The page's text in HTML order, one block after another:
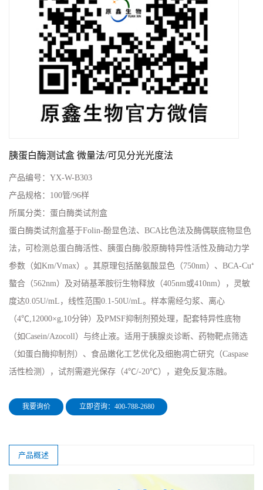
胰蛋白酶测试盒 微量法/可见分光光度法
产品编号： YX-W-B303
产品规格： 100管/96样
所属分类： 蛋白酶类试剂盒
蛋白酶类试剂盒基于Folin-酚显色法、BCA比色法及酶偶联底物显色
法，可检测总蛋白酶活性、胰蛋白酶/胶原酶特异性活性及酶动力学
参数（如Km/Vmax）。其原理包括酪氨酸显色（750nm）、BCA-Cu⁺
螯合（562nm）及对硝基苯胺衍生物释放（405nm或410nm），灵敏
度达0.05U/mL，线性范围0.1-50U/mL。样本需经匀浆、离心
（4℃,12000×g,10分钟）及PMSF抑制剂预处理，配套特异性底物
（如Casein/Azocoll）与终止液。适用于胰腺炎诊断、药物靶点筛选
（如蛋白酶抑制剂）、食品嫩化工艺优化及细胞凋亡研究（Caspase
活性检测），试剂需避光保存（4℃/-20℃），避免反复冻融。
我要询价 立即咨询：400-788-2680
产品概述